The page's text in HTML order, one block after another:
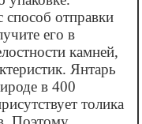
отправки
его в
камней,
Янтарь
в 400
толика